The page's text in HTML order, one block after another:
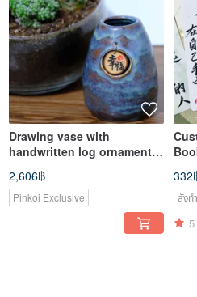
Drawing vase with
handwritten log ornaments-
happiness-unique
2,606฿
Pinkoi Exclusive
332
สั่งท
5